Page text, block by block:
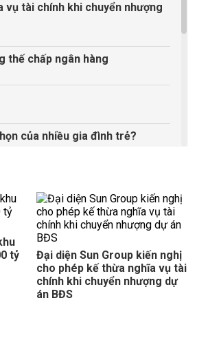
vụ tài chính khi chuyển nhượng
thế chấp ngân hàng
của nhiều gia đình trẻ?
TP HCM
Thơ
và phố đi bộ mới tại Hà Nội
- Cần Thơ - Sóc Trăng, hoàn
tỷ
Đại diện Sun Group kiến nghị
cho phép kế thừa nghĩa vụ tài
chính khi chuyển nhượng dự
án BĐS